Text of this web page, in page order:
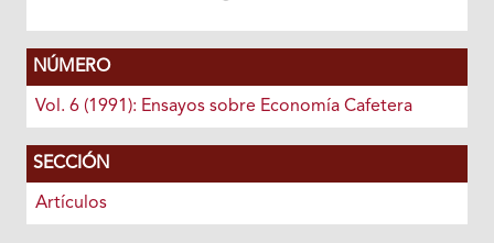
NÚMERO
Vol. 6 (1991): Ensayos sobre Economía Cafetera
SECCIÓN
Artículos